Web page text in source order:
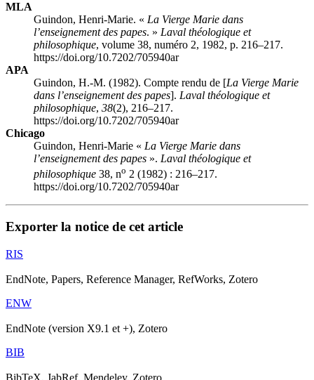
MLA
Guindon, Henri-Marie. « La Vierge Marie dans
l’enseignement des papes. » Laval théologique et
philosophique, volume 38, numéro 2, 1982, p. 216–217.
https://doi.org/10.7202/705940ar
APA
Guindon, H.-M. (1982). Compte rendu de [La Vierge Marie
dans l’enseignement des papes]. Laval théologique et
philosophique, 38(2), 216–217.
https://doi.org/10.7202/705940ar
Chicago
Guindon, Henri-Marie « La Vierge Marie dans
l’enseignement des papes ». Laval théologique et
philosophique 38, no 2 (1982) : 216–217.
https://doi.org/10.7202/705940ar
Exporter la notice de cet article
RIS
EndNote, Papers, Reference Manager, RefWorks, Zotero
ENW
EndNote (version X9.1 et +), Zotero
BIB
BibTeX, JabRef, Mendeley, Zotero